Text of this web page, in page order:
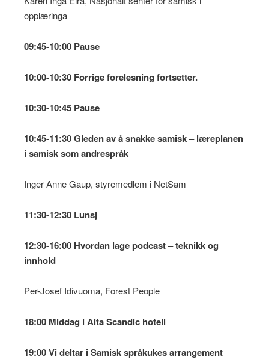
opplæringa
09:45-10:00 Pause
10:00-10:30 Forrige forelesning fortsetter.
10:30-10:45 Pause
10:45-11:30 Gleden av å snakke samisk – læreplanen
i samisk som andrespråk
Inger Anne Gaup, styremedlem i NetSam
11:30-12:30 Lunsj
12:30-16:00 Hvordan lage podcast – teknikk og
innhold
Per-Josef Idivuoma, Forest People
18:00 Middag i Alta Scandic hotell
19:00 Vi deltar i Samisk språkukes arrangement